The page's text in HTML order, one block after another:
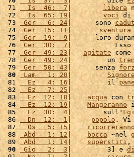
71
  Is  46:  7
| libera
72
  Is  65: 19
| voci di
73 Ger   6: 24|      sono
74 Ger  15: 11| sventura
75 Ger  19:  9|      loro
76
Ger  30:  7 |           Esso
77
Ger  49: 23 | agitate
78 Ger  49: 24 |         un
79 Ger  50: 43 |      senza
80
Lam   1: 20|
81
  Ez   4: 16
|         il
82
  Ez   7: 25
|
83
  Ez  12: 18
| acqua con
84
  Ez  12: 19
| Mangeranno
85
  Ez  30:  4
|        sull'
86
  Dn  12:  1
| popolo . Vi
87
  Os   5: 15
| ricorreranno
88
Abd   1: 12| bocca ~nel
89 Abd   1: 14 | superstiti ,
90 Gio   2:  3|         3] e